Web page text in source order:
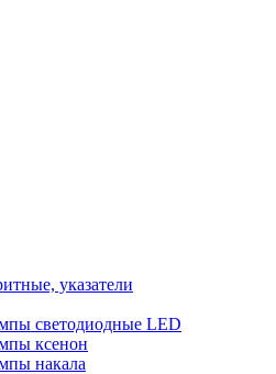
указатели
светодиодные LED
ксенон
накала